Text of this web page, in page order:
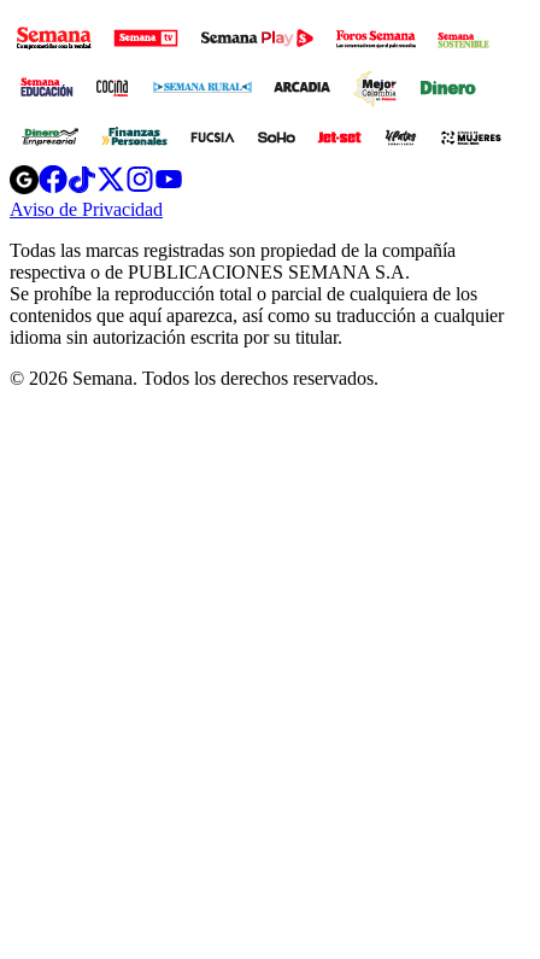
Opens
in
new
Opens
in
new
Opens
in
new
window
Opens
new
windowwindow
Aviso de Privacidad
new
window
Todas las marcas registradas son propiedad de la compañía
respectiva o de PUBLICACIONES SEMANA S.A.
Se prohíbe la reproducción total o parcial de cualquiera de los
contenidos que aquí aparezca, así como su traducción a cualquier
idioma sin autorización escrita por su titular.
© 2026 Semana. Todos los derechos reservados.